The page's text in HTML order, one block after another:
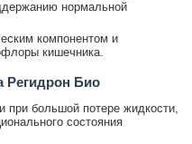
нормальной
компонентом и
кишечника.
Регидрон Био
при большой потере жидкости,
состояния